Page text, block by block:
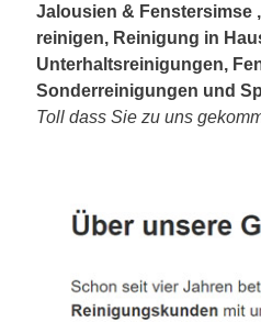
Jalousien & Fenstersimse
reinigen, Reinigung in
Unterhaltsreinigungen,
Sonderreinigungen und
Toll dass Sie zu uns